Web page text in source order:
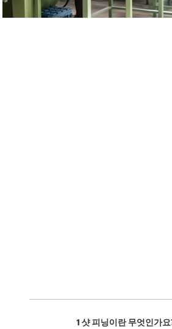
1 샷 피닝이란 무엇인가요